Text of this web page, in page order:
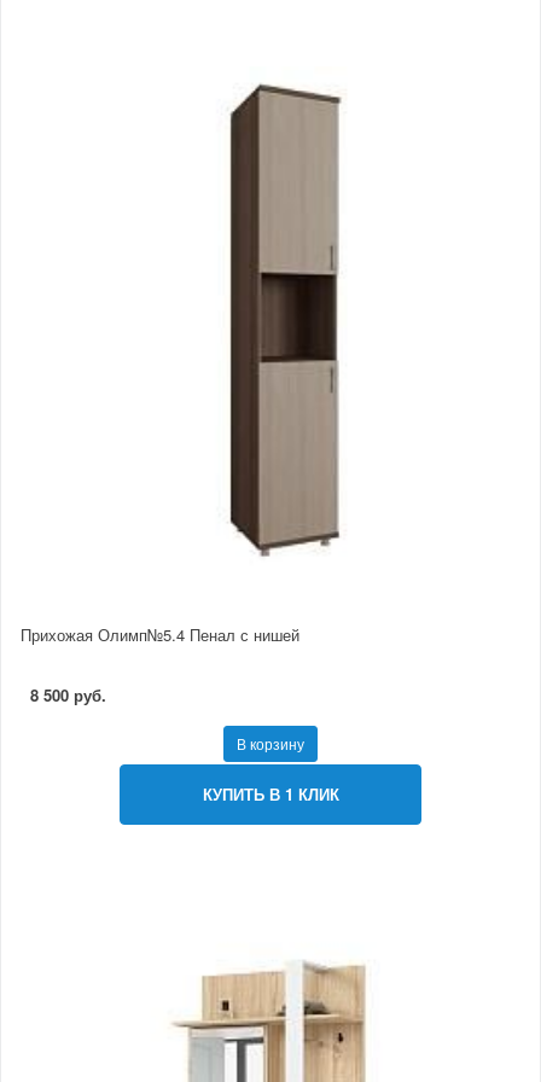
Прихожая Олимп№5.4 Пенал с нишей
8 500 руб.
В корзину
КУПИТЬ В 1 КЛИК